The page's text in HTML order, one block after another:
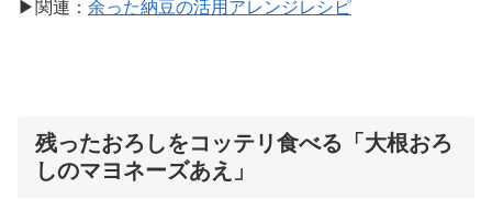
▶関連： 余った納豆の活用アレンジレシピ
残ったおろしをコッテリ食べる「大根おろ
しのマヨネーズあえ」